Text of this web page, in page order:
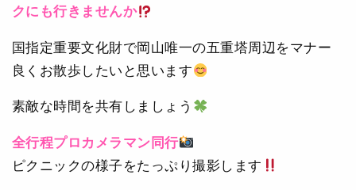
クにも行きませんか
国指定重要文化財で岡山唯一の五重塔周辺をマナー
良くお散歩したいと思います
素敵な時間を共有しましょう
全行程プロカメラマン同行
ピクニックの様子をたっぷり撮影します